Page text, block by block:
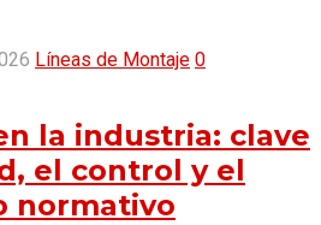
Líneas de Montaje 0
la industria: clave
el control y el
normativo